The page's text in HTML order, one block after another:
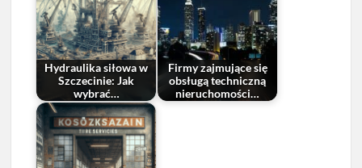
Hydraulika siłowa w
Szczecinie: Jak
wybrać…
Firmy zajmujące się
obsługą techniczną
nieruchomości…